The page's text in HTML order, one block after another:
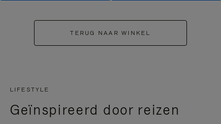
TERUG NAAR WINKEL
LIFESTYLE
Geïnspireerd door reizen